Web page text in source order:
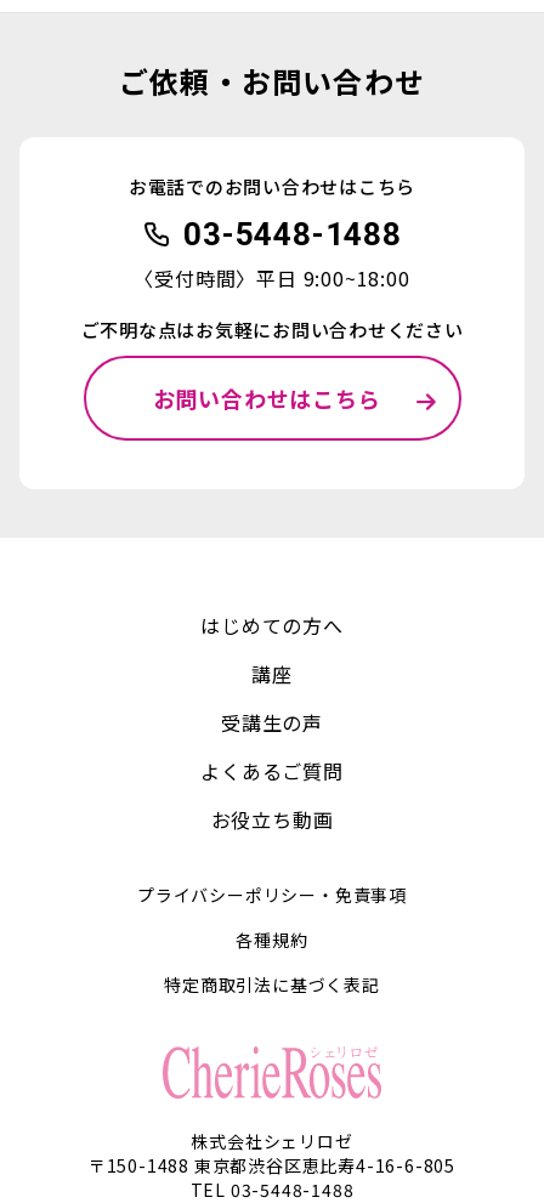
ご依頼・お問い合わせ
お電話でのお問い合わせはこちら
03-5448-1488
〈受付時間〉平日 9:00~18:00
ご不明な点はお気軽にお問い合わせください
お問い合わせはこちら
はじめての方へ
講座
受講生の声
よくあるご質問
お役立ち動画
プライバシーポリシー・免責事項
各種規約
特定商取引法に基づく表記
株式会社シェリロゼ
〒150-1488 東京都渋谷区恵比寿4-16-6-805
TEL 03-5448-1488